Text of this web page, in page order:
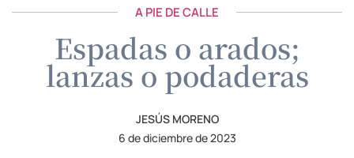
A PIE DE CALLE
Espadas o arados;
lanzas o podaderas
JESÚS MORENO
6 de diciembre de 2023